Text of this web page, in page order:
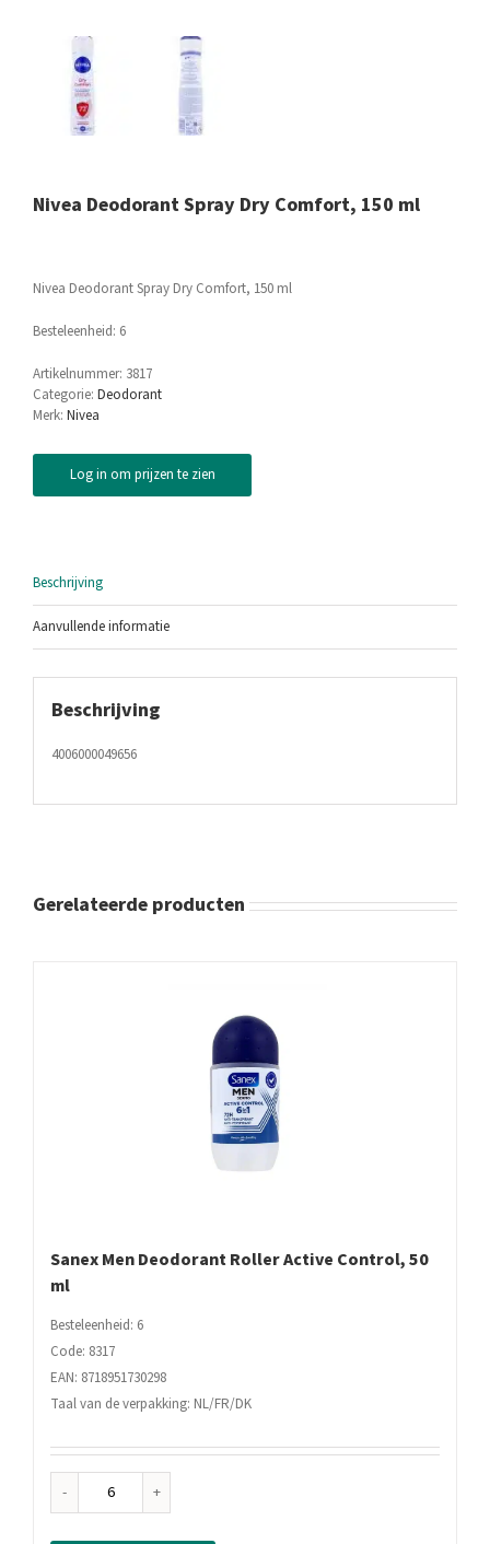
Nivea Deodorant Spray Dry Comfort, 150 ml
Nivea Deodorant Spray Dry Comfort, 150 ml
Besteleenheid: 6
Artikelnummer: 3817
Categorie: Deodorant
Merk: Nivea
Log in om prijzen te zien
Beschrijving
Aanvullende informatie
Beschrijving
4006000049656
Gerelateerde producten
Sanex Men Deodorant Roller Active Control, 50
ml
Besteleenheid: 6
Code: 8317
EAN: 8718951730298
Taal van de verpakking: NL/FR/DK
Sanex